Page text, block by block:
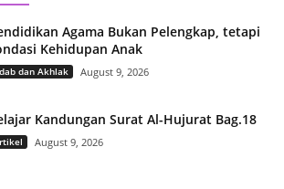
Agama Bukan Pelengkap, tetapi
Kehidupan Anak
dan Akhlak August 9, 2026
Kandungan Surat Al-Hujurat Bag.18
August 9, 2026